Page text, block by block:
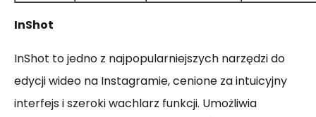
InShot
InShot to jedno z najpopularniejszych narzędzi do
edycji wideo na Instagramie, cenione za intuicyjny
interfejs i szeroki wachlarz funkcji. Umożliwia